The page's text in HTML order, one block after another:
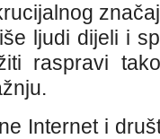
ljudi dijeli i
raspravi
Internet i